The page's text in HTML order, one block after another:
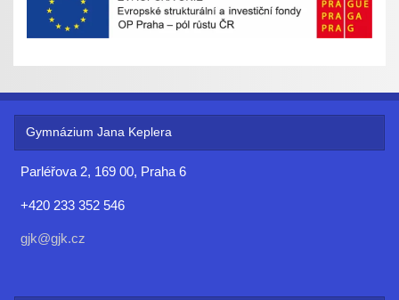
Gymnázium Jana Keplera
Parléřova 2, 169 00, Praha 6
+420 233 352 546
gjk@gjk.cz